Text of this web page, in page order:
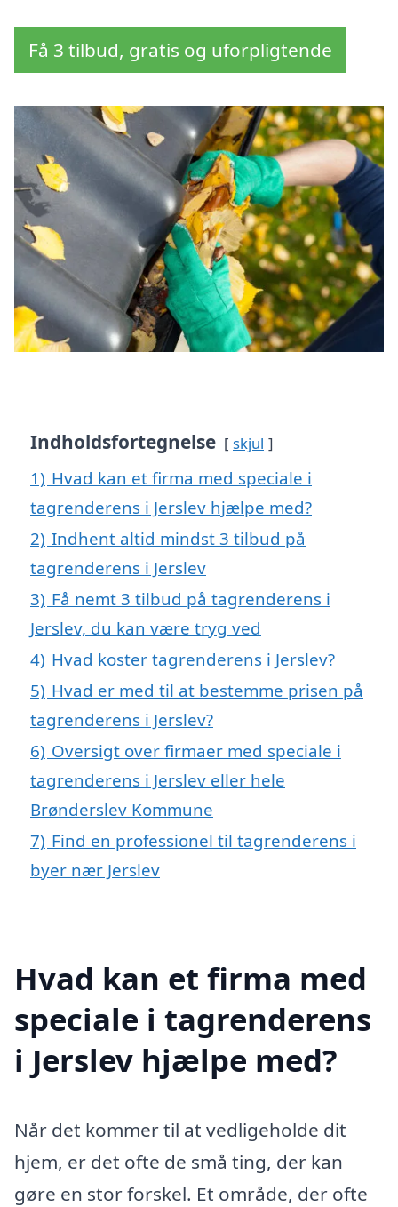
Få 3 tilbud, gratis og uforpligtende
Indholdsfortegnelse skjul
1) Hvad kan et firma med speciale i
tagrenderens i Jerslev hjælpe med?
2) Indhent altid mindst 3 tilbud på
tagrenderens i Jerslev
3) Få nemt 3 tilbud på tagrenderens i
Jerslev, du kan være tryg ved
4) Hvad koster tagrenderens i Jerslev?
5) Hvad er med til at bestemme prisen på
tagrenderens i Jerslev?
6) Oversigt over firmaer med speciale i
tagrenderens i Jerslev eller hele
Brønderslev Kommune
7) Find en professionel til tagrenderens i
byer nær Jerslev
Hvad kan et firma med
speciale i tagrenderens
i Jerslev hjælpe med?
Når det kommer til at vedligeholde dit
hjem, er det ofte de små ting, der kan
gøre en stor forskel. Et område, der ofte